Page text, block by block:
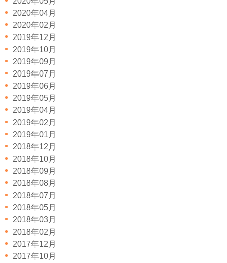
2020年04月
2020年02月
2019年12月
2019年10月
2019年09月
2019年07月
2019年06月
2019年05月
2019年04月
2019年02月
2019年01月
2018年12月
2018年10月
2018年09月
2018年08月
2018年07月
2018年05月
2018年03月
2018年02月
2017年12月
2017年10月